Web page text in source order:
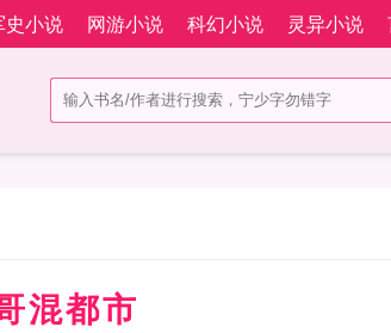
史小说 网游小说 科幻小说 灵异小说
混都市